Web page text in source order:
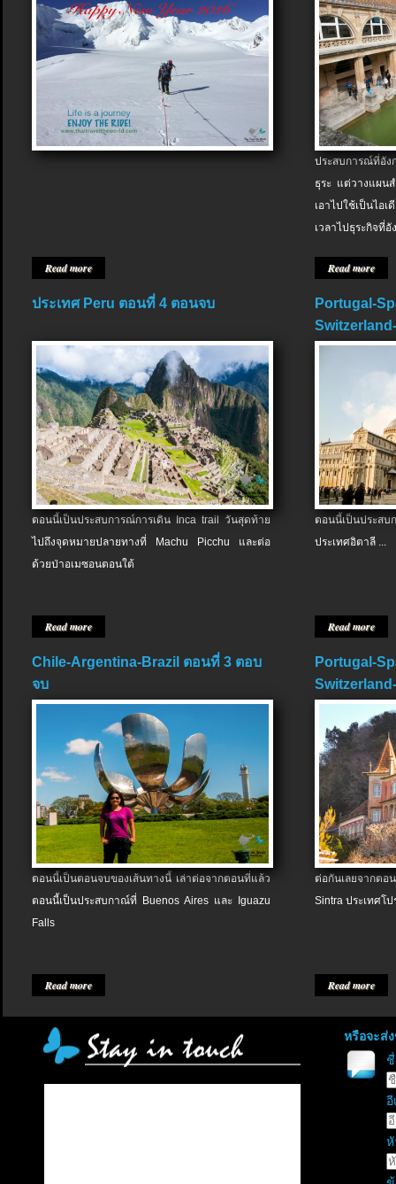
Read more
ประสบการณ์ที่อัง
ธุระ แต่วางแผน
เอาไปใช้เป็นไอ
เวลาไปธุระกิจที่อั
Read more
ประเทศ Peru ตอนที่ 4 ตอนจบ
ตอนนี้เป็นประสบการณ์การเดิน Inca trail วันสุดท้าย
ไปถึงจุดหมายปลายทางที่ Machu Picchu และต่อ
ด้วยป่าอเมซอนตอนใต้
Read more
Portugal-
ตอนนี้เป็นประส
ประเทศอิตาลี ...
Read more
Chile-Argentina-Brazil ตอนที่ 3 ตอบ
จบ
ตอนนี้เป็นตอนจบของเส้นทางนี้ เล่าต่อจากตอนที่แล้ว
ตอนนี้เป็นประสบกาณ์ที่ Buenos Aires และ Iguazu
Falls
Read more
Portugal-
ต่อกันเลยจากต
Sintra ประเทศโป
Read more
หรือจะส่
อี
หั